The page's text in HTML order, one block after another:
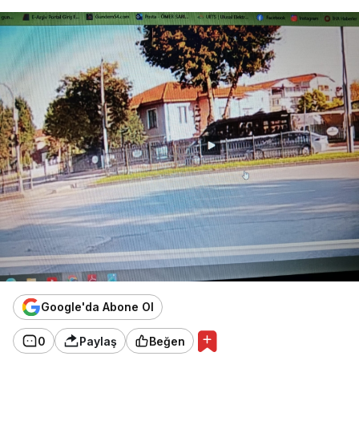
Google'da Abone Ol
0 Paylaş Beğen